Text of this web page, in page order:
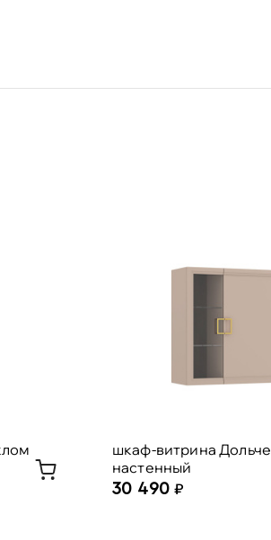
шкаф-витрина Дольче
настенный
30 490